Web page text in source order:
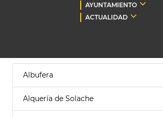
AYUNTAMIENTO
ACTUALIDAD
Albufera
Alquería de Solache